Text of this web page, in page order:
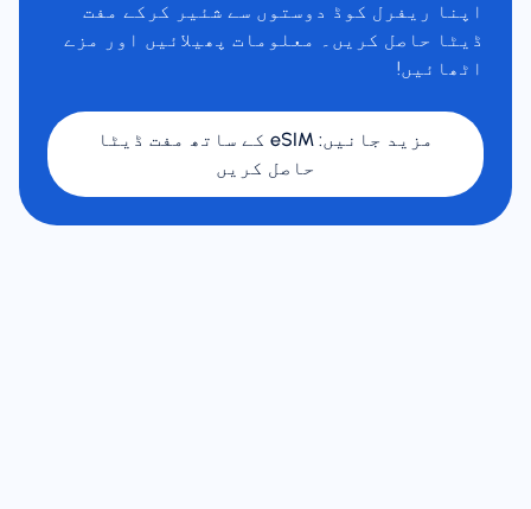
اپنا ریفرل کوڈ دوستوں سے شئیر کرکے مفت
ڈیٹا حاصل کریں۔ معلومات پھیلائیں اور مزے
اٹھائیں!
مزید جانیں:
eSIM کے ساتھ مفت ڈیٹا
حاصل کریں